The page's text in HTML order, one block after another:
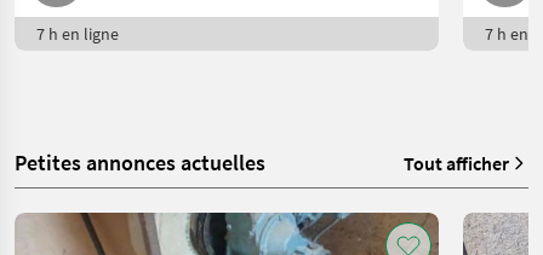
7 h en ligne 7 h en
Petites annonces actuelles Tout afficher